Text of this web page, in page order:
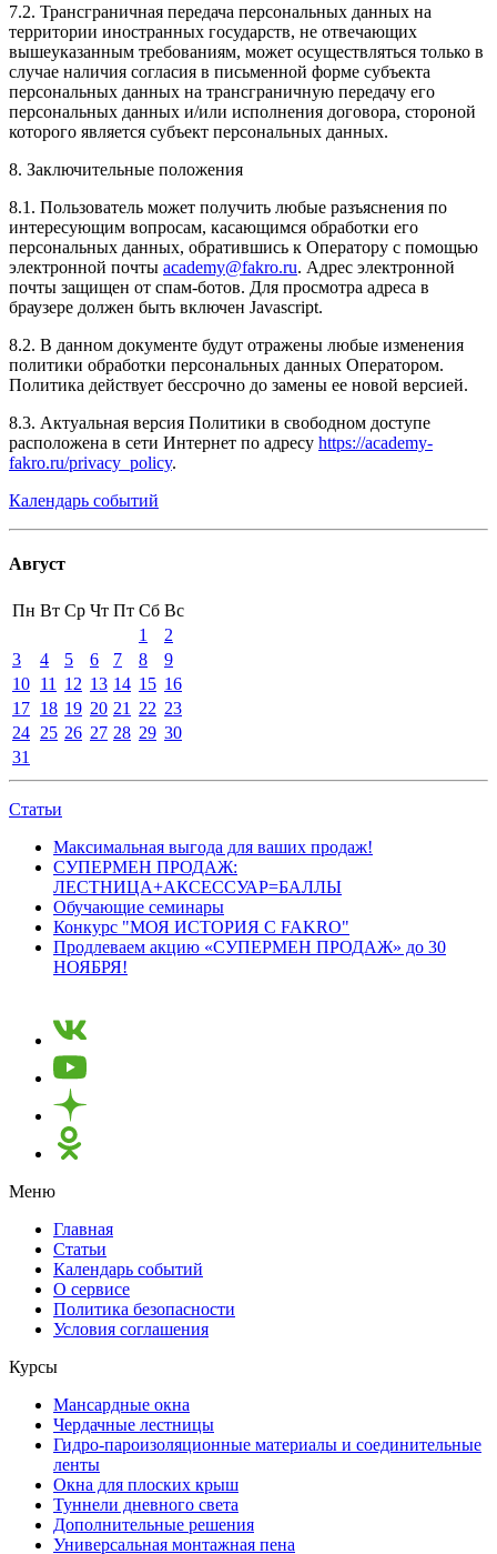
7.2. Трансграничная передача персональных данных на
территории иностранных государств, не отвечающих
вышеуказанным требованиям, может осуществляться только в
случае наличия согласия в письменной форме субъекта
персональных данных на трансграничную передачу его
персональных данных и/или исполнения договора, стороной
которого является субъект персональных данных.
8. Заключительные положения
8.1. Пользователь может получить любые разъяснения по
интересующим вопросам, касающимся обработки его
персональных данных, обратившись к Оператору с помощью
электронной почты academy@fakro.ru. Адрес электронной
почты защищен от спам-ботов. Для просмотра адреса в
браузере должен быть включен Javascript.
8.2. В данном документе будут отражены любые изменения
политики обработки персональных данных Оператором.
Политика действует бессрочно до замены ее новой версией.
8.3. Актуальная версия Политики в свободном доступе
расположена в сети Интернет по адресу https://academy-
fakro.ru/privacy_policy.
Календарь событий
Август
Пн Вт Ср Чт Пт Сб Вс
1
2
3
4 5 6 7 8
9
10 11 12 13 14 15 16
17 18 19 20 21 22 23
24 25 26 27 28 29 30
31
Статьи
Максимальная выгода для ваших продаж!
СУПЕРМЕН ПРОДАЖ:
ЛЕСТНИЦА+АКСЕССУАР=БАЛЛЫ
Обучающие семинары
Конкурс "МОЯ ИСТОРИЯ С FAKRO"
Продлеваем акцию «СУПЕРМЕН ПРОДАЖ» до 30
НОЯБРЯ!
Меню
Главная
Статьи
Календарь событий
О сервисе
Политика безопасности
Условия соглашения
Курсы
Мансардные окна
Чердачные лестницы
Гидро-пароизоляционные материалы и соединительные
ленты
Окна для плоских крыш
Туннели дневного света
Дополнительные решения
Универсальная монтажная пена